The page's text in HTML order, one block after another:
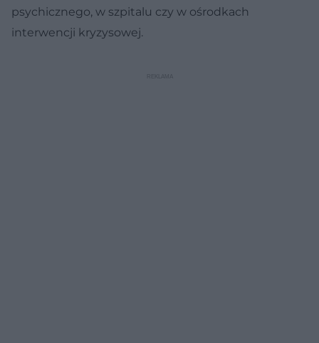
psychicznego, w szpitalu czy w ośrodkach
interwencji kryzysowej.